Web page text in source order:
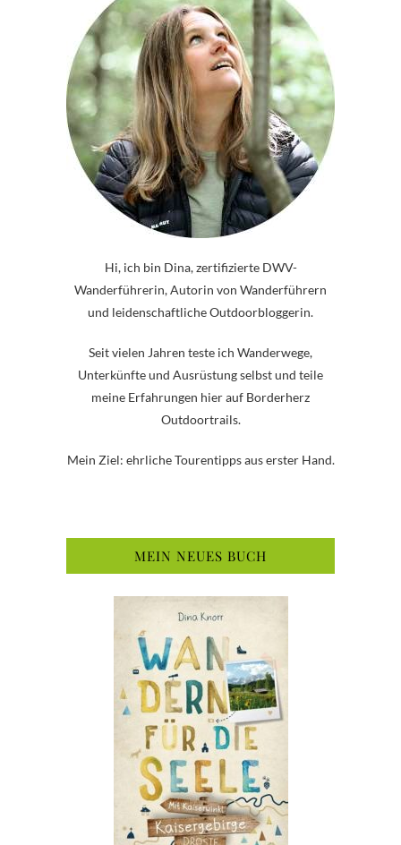
Hi, ich bin Dina, zertifizierte DWV-
Wanderführerin, Autorin von Wanderführern
und leidenschaftliche Outdoorbloggerin.
Seit vielen Jahren teste ich Wanderwege,
Unterkünfte und Ausrüstung selbst und teile
meine Erfahrungen hier auf Borderherz
Outdoortrails.
Mein Ziel: ehrliche Tourentipps aus erster Hand.
MEIN NEUES BUCH